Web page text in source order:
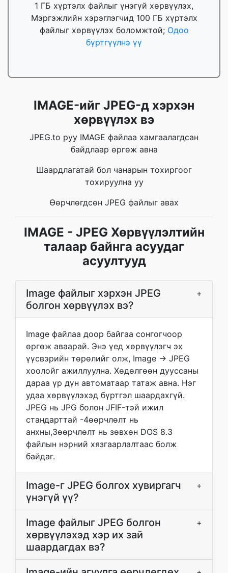
1 ГБ хүртэлх файлыг үнэгүй хөрвүүлэх,
Мэргэжлийн хэрэглэгчид 100 ГБ хүртэлх
файлыг хөрвүүлэх боломжтой; Одоо
бүртгүүлнэ үү
IMAGE-ийг JPEG-д хэрхэн
хөрвүүлэх вэ
JPEG.to руу IMAGE файлаа хамгаалагдсан
байдлаар өргөж авна
Шаардлагатай бол чанарын тохиргоог
тохируулна уу
Өөрчлөгдсөн JPEG файлыг авах
IMAGE - JPEG Хөрвүүлэлтийн
талаар байнга асуудаг
асуултууд
Image файлыг хэрхэн JPEG
болгон хөрвүүлэх вэ?
+
Image файлаа доор байгаа сонгогчоор
өргөж аваарай. Энэ үед хөрвүүлэгч эх
үүсвэрийн төрөлийг олж, Image → JPEG
хоолойг ажиллуулна. Хөдөлгөөн дууссаны
дараа үр дүн автоматаар татаж авна. Нэг
удаа хөрвүүлэхэд бүртгэл шаардахгүй.
JPEG нь JPG болон JFIF-тэй ижил
стандарттай -4өөрчлөлт нь
анхны,3өөрчлөлт нь зөвхөн DOS 8.3
файлын нэрний хязгаарлалтаас болж
байдаг.
Image-г JPEG болгох хувиргагч
үнэгүй үү?
+
Image файлыг JPEG болгон
хөрвүүлэхэд хэр их зай
шаардагдах вэ?
+